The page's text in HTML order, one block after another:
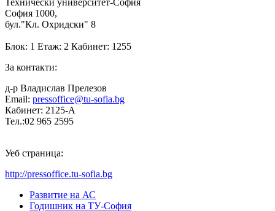
София 1000,
бул."Кл. Охридски" 8
Блок: 1 Етаж: 2 Кабинет: 1255
За контакти:
д-р Владислав Прелезов
Email: pressoffice@tu-sofia.bg
Кабинет: 2125-A
Тел.:02 965 2595
Уеб страница:
http://pressoffice.tu-sofia.bg
Развитие на АС
Годишник на ТУ-София